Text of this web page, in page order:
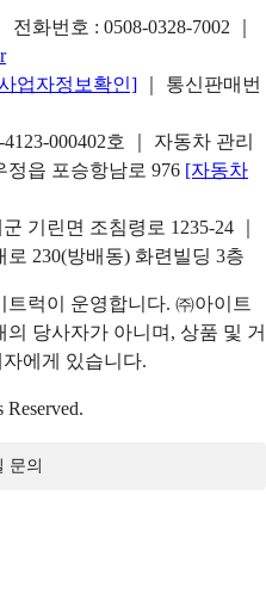
전화번호 : 0508-0328-7002
업자정보확인]
｜ 통신판매번
000402호 ｜ 자동차 관리
읍 포승항남로 976 [자동차
기린면 조침령로 1235-24 ｜
230(방배동) 화련빌딩 3층
럭이 운영합니다. ㈜아이트
당사자가 아니며, 상품 및 거
에게 있습니다.
문의